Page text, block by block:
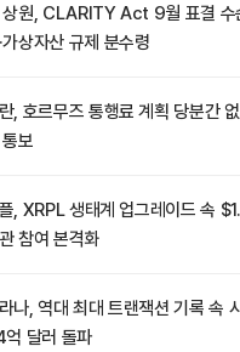
상원, CLARITY Act 9월 표결
가상자산 규제 분수령
, 호르무즈 통행료 계획 당분간
보
, XRPL 생태계 업그레이드 속
참여 본격화
나, 역대 최대 트랜잭션 기록 속
달러 돌파